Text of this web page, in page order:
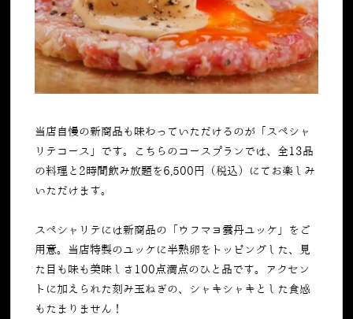
当店自慢の新商品も味わっていただけるのが「スペシャ
リテコース」です。こちらのコースプランでは、全13品
の料理と 2時間飲み放題を6,500円（税込）にてお楽しみ
いただけます。
スペシャリテには新商品の「ウフマヨ雲丹ユッケ」をご
用意。当店特製のユッケに半熟卵をトッピングした、見
た目も味も美味しさ 100点満点のひと品です。アクセン
トに加えられた刻み玉ねぎの、シャキシャキとした食感
もたまりません！